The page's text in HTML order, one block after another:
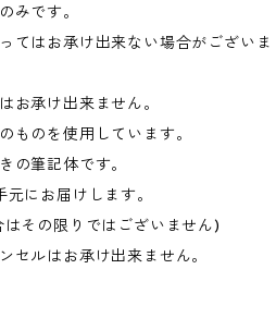
みです。
てはお承け出来ない場合がございま
お承け出来ません。
ものを使用しています。
の筆記体です。
にお届けします。
その限りではございません)
セルはお承け出来ません。